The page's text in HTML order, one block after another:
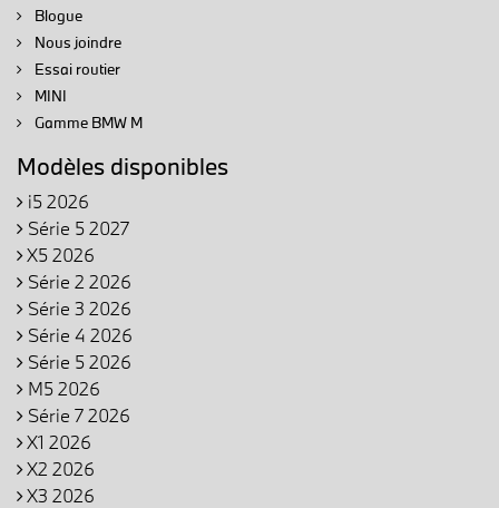
Blogue
Nous joindre
Essai routier
MINI
Gamme BMW M
Modèles disponibles
i5 2026
Série 5 2027
X5 2026
Série 2 2026
Série 3 2026
Série 4 2026
Série 5 2026
M5 2026
Série 7 2026
X1 2026
X2 2026
X3 2026